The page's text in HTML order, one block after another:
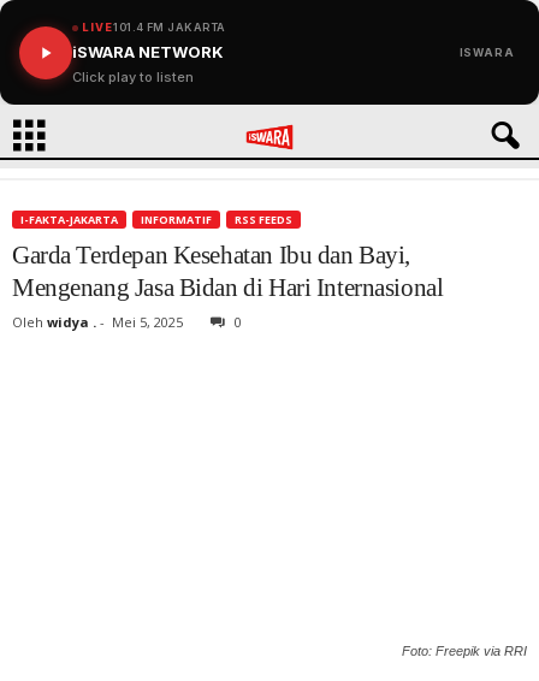
LIVE101.4 FM JAKARTA
iSWARA NETWORK
Click play to listen
ISWARA
I-FAKTA-JAKARTA INFORMATIF RSS FEEDS
Garda Terdepan Kesehatan Ibu dan Bayi,
Mengenang Jasa Bidan di Hari Internasional
Oleh widya . - Mei 5, 2025 0
Foto: Freepik via RRI